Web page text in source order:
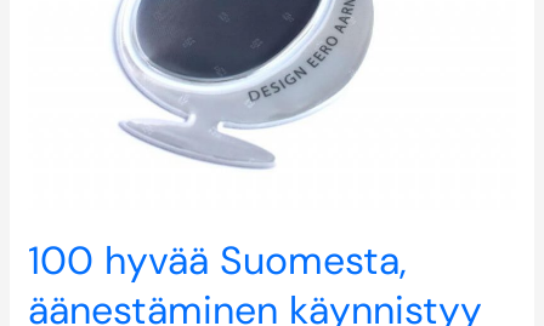
100 hyvää Suomesta,
äänestäminen käynnistyy